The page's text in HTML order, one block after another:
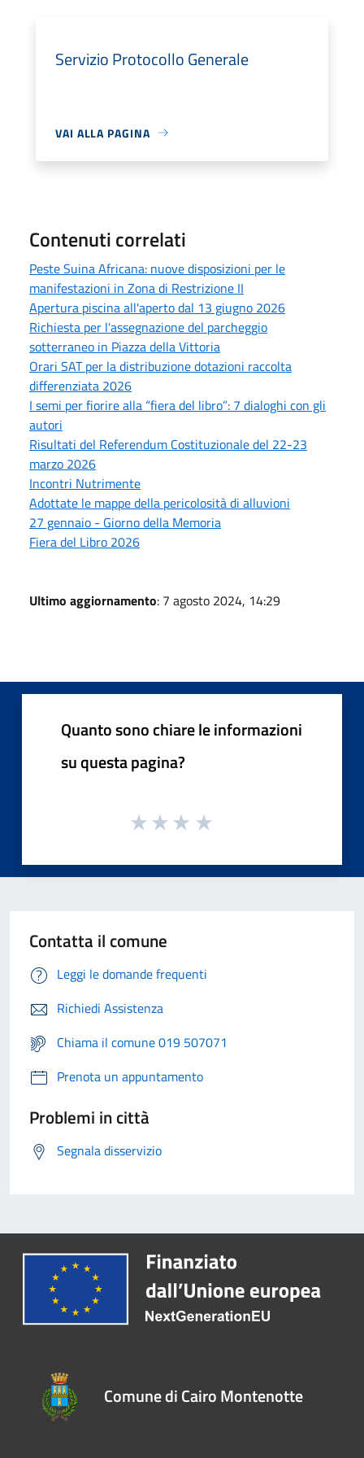
Servizio Protocollo Generale
VAI ALLA PAGINA
Contenuti correlati
Peste Suina Africana: nuove disposizioni per le
manifestazioni in Zona di Restrizione II
Apertura piscina all'aperto dal 13 giugno 2026
Richiesta per l'assegnazione del parcheggio
sotterraneo in Piazza della Vittoria
Orari SAT per la distribuzione dotazioni raccolta
differenziata 2026
I semi per fiorire alla “fiera del libro”: 7 dialoghi con gli
autori
Risultati del Referendum Costituzionale del 22-23
marzo 2026
Incontri Nutrimente
Adottate le mappe della pericolosità di alluvioni
27 gennaio - Giorno della Memoria
Fiera del Libro 2026
Ultimo aggiornamento: 7 agosto 2024, 14:29
Quanto sono chiare le informazioni
su questa pagina?
Contatta il comune
Leggi le domande frequenti
Richiedi Assistenza
Chiama il comune 019 507071
Prenota un appuntamento
Problemi in città
Segnala disservizio
Comune di Cairo Montenotte